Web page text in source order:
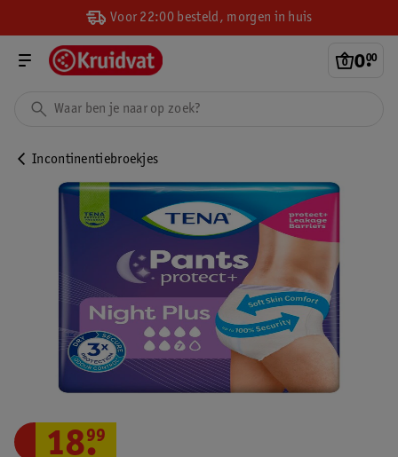
Voor 22:00 besteld, morgen in huis
0.
00
Incontinentiebroekjes
18.
99